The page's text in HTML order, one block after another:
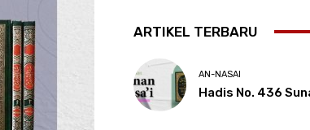
ARTIKEL TERBARU
AN-NASAI
Hadis No. 436